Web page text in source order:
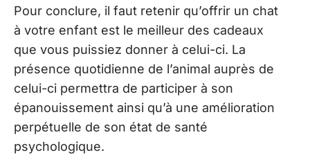
Pour conclure, il faut retenir qu’offrir un chat
à votre enfant est le meilleur des cadeaux
que vous puissiez donner à celui-ci. La
présence quotidienne de l’animal auprès de
celui-ci permettra de participer à son
épanouissement ainsi qu’à une amélioration
perpétuelle de son état de santé
psychologique.